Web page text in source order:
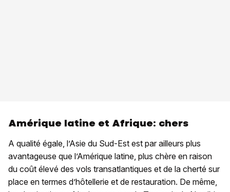
Amérique latine et Afrique: chers
A qualité égale, l’Asie du Sud-Est est par ailleurs plus
avantageuse que l’Amérique latine, plus chère en raison
du coût élevé des vols transatlantiques et de la cherté sur
place en termes d’hôtellerie et de restauration. De même,